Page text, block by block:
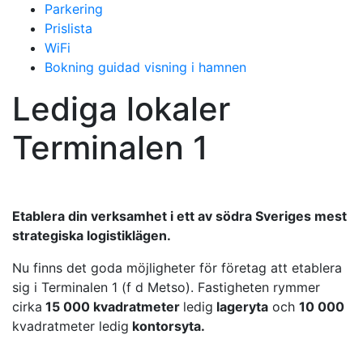
Parkering
Prislista
WiFi
Bokning guidad visning i hamnen
Lediga lokaler
Terminalen 1
Etablera din verksamhet i ett av södra Sveriges mest
strategiska logistiklägen.
Nu finns det goda möjligheter för företag att etablera
sig i Terminalen 1 (f d Metso). Fastigheten rymmer
cirka 15 000 kvadratmeter ledig lageryta och 10 000
kvadratmeter ledig kontorsyta.